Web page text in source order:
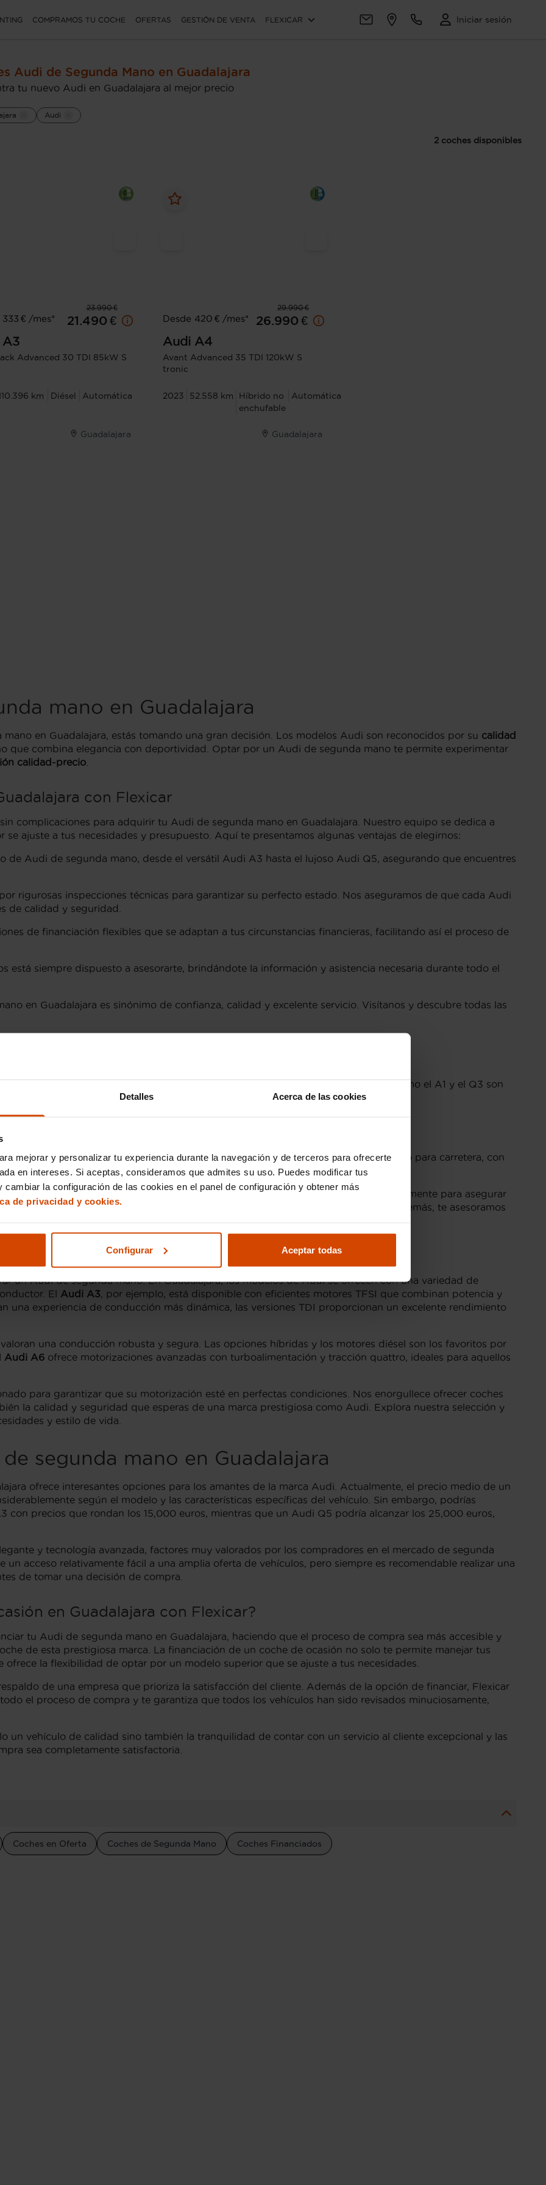
Detalles Acerca de las cookies
mejorar y personalizar tu experiencia durante la navegación y de terceros para ofrecerte
en intereses. Si aceptas, consideramos que admites su uso. Puedes modificar tus
cambiar la configuración de las cookies en el panel de configuración y obtener más
de privacidad y cookies.
Configurar Aceptar todas
COMPRAMOS TU COCHE OFERTAS GESTIÓN DE VENTA FLEXICAR Iniciar sesión
Audi de Segunda Mano en Guadalajara
tu nuevo Audi en Guadalajara al mejor precio
Audi
2 coches disponibles
23.990 €
€ /mes*
21.490 €
A3
Advanced 30 TDI 85kW S
km Diésel Automática
Guadalajara
29.990 €
Desde 420 € /mes*
26.990 €
Audi A4
Avant Advanced 35 TDI 120kW S
tronic
2023 52.558 km
Híbrido no
enchufable
Automática
Guadalajara
mano en Guadalajara
en Guadalajara, estás tomando una gran decisión. Los modelos Audi son reconocidos por su calidad
que combina elegancia con deportividad. Optar por un Audi de segunda mano te permite experimentar
calidad-precio
con Flexicar
complicaciones para adquirir tu Audi de segunda mano en Guadalajara. Nuestro equipo se dedica a
se ajuste a tus necesidades y presupuesto. Aquí te presentamos algunas ventajas de elegirnos:
de Audi de segunda mano, desde el versátil Audi A3 hasta el lujoso Audi Q5, asegurando que encuentres
rigurosas inspecciones técnicas para garantizar su perfecto estado. Nos aseguramos de que cada Audi
de calidad y seguridad.
de financiación flexibles que se adaptan a tus circunstancias financieras, facilitando así el proceso de
está siempre dispuesto a asesorarte, brindándote la información y asistencia necesaria durante todo el
en Guadalajara es sinónimo de confianza, calidad y excelente servicio. Visítanos y descubre todas las
Guadalajara
mano que combinan elegancia, eficiencia y tecnología alemana. Modelos como el A1 y el Q3 son
para moverse por la ciudad con estilo y agilidad.
equipamiento y comodidad para toda la familia.
versátil, disponible en carrocerías Sportback o Sedán, ideal tanto para ciudad como para carretera, con
de estos modelos. Todos nuestros vehículos han sido revisados minuciosamente para asegurar
a nuestros clientes la tranquilidad de contar con
en su compra. Además, te asesoramos
necesidades, desde versiones deportivas hasta las más lujosas.
un Audi de segunda mano. En Guadalajara, los modelos de Audi se ofrecen con una variedad de
El Audi A3, por ejemplo, está disponible con eficientes motores TFSI que combinan potencia y
una experiencia de conducción más dinámica, las versiones TDI proporcionan un excelente rendimiento
una conducción robusta y segura. Las opciones híbridas y los motores diésel son los favoritos por
Audi A6 ofrece motorizaciones avanzadas con turboalimentación y tracción quattro, ideales para aquellos
para garantizar que su motorización esté en perfectas condiciones. Nos enorgullece ofrecer coches
la calidad y seguridad que esperas de una marca prestigiosa como Audi. Explora nuestra selección y
y estilo de vida.
segunda mano en Guadalajara
ofrece interesantes opciones para los amantes de la marca Audi. Actualmente, el precio medio de un
según el modelo y las características específicas del vehículo. Sin embargo, podrías
con precios que rondan los 15,000 euros, mientras que un Audi Q5 podría alcanzar los 25,000 euros,
y tecnología avanzada, factores muy valorados por los compradores en el mercado de segunda
un acceso relativamente fácil a una amplia oferta de vehículos, pero siempre es recomendable realizar una
de tomar una decisión de compra.
en Guadalajara con Flexicar?
tu Audi de segunda mano en Guadalajara, haciendo que el proceso de compra sea más accesible y
de esta prestigiosa marca. La financiación de un coche de ocasión no solo te permite manejar tus
la flexibilidad de optar por un modelo superior que se ajuste a tus necesidades.
de una empresa que prioriza la satisfacción del cliente. Además de la opción de financiar, Flexicar
el proceso de compra y te garantiza que todos los vehículos han sido revisados minuciosamente,
un vehículo de calidad sino también la tranquilidad de contar con un servicio al cliente excepcional y las
sea completamente satisfactoria.
Coches en Oferta Coches de Segunda Mano Coches Financiados